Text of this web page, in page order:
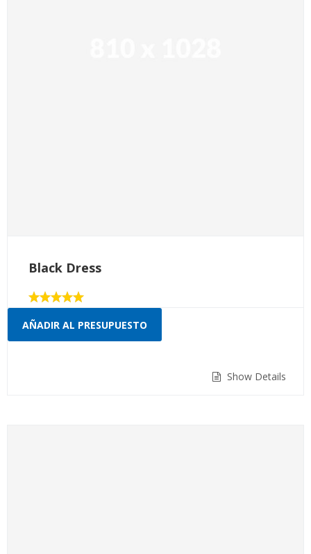
Black Dress
Valorado
con
AÑADIR AL PRESUPUESTO
Show Details